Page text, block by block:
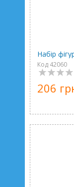
Набір
Код 42060
206